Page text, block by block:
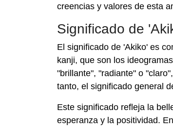
creencias y valores de esta
Significado de
El significado de 'Akiko' es
kanji, que son los
"brillante", "radiante" o
tanto, el significado general
Este significado refleja la
esperanza y la positividad.